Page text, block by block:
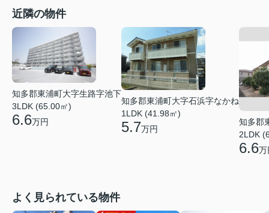
近隣の物件
知多郡東浦町大字生路字池下
3LDK (65.00㎡)
6.6万円
知多郡東浦町大字石浜字なかね
1LDK (41.98㎡)
5.7万円
知多郡
2LDK
6.6万
よく見られている物件